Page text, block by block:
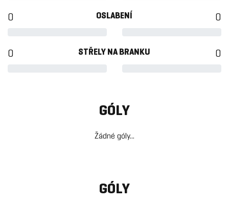
0 OSLABENÍ 0
0 STŘELY NA BRANKU 0
GÓLY
Žádné góly...
GÓLY